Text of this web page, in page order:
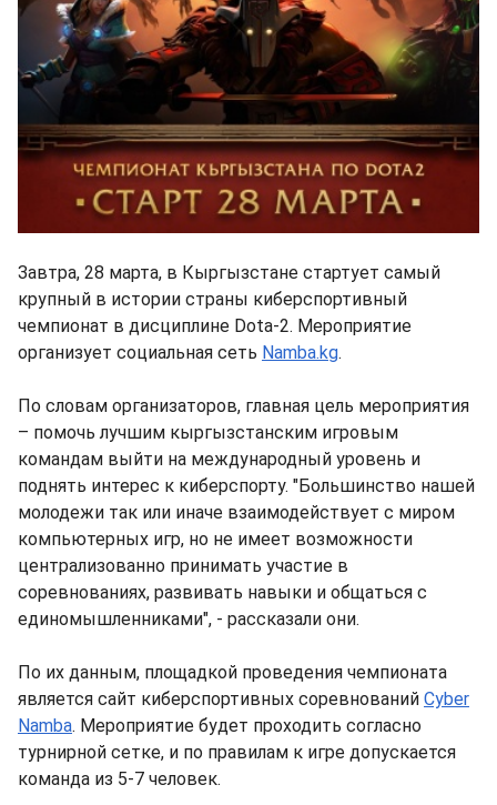
Завтра, 28 марта, в Кыргызстане стартует самый
крупный в истории страны киберспортивный
чемпионат в дисциплине Dota-2. Мероприятие
организует социальная сеть Namba.kg.
По словам организаторов, главная цель мероприятия
– помочь лучшим кыргызстанским игровым
командам выйти на международный уровень и
поднять интерес к киберспорту. "Большинство нашей
молодежи так или иначе взаимодействует с миром
компьютерных игр, но не имеет возможности
централизованно принимать участие в
соревнованиях, развивать навыки и общаться с
единомышленниками", - рассказали они.
По их данным, площадкой проведения чемпионата
является сайт киберспортивных соревнований Cyber
Namba. Мероприятие будет проходить согласно
турнирной сетке, и по правилам к игре допускается
команда из 5-7 человек.